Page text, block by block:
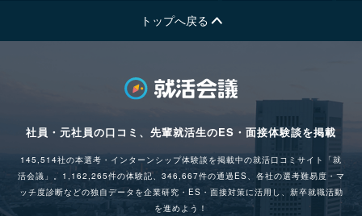
トップへ戻る
社員・元社員の口コミ、先輩就活生のES・面接体験談を掲載
145,514社の本選考・インターンシップ体験談を掲載中の就活口コミサイト「就
活会議」。1,162,265件の体験記、346,667件の通過ES、各社の選考難易度・マ
ッチ度診断などの独自データを企業研究・ES・面接対策に活用し、新卒就職活動
を進めよう！